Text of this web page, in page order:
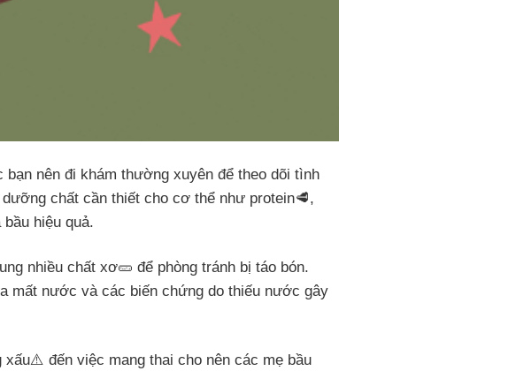
nên đi khám thường xuyên để theo dõi tình
chất cần thiết cho cơ thể như protein🥩,
hiệu quả.
nhiều chất xơ🥒 để phòng tránh bị táo bón.
mất nước và các biến chứng do thiếu nước gây
đến việc mang thai cho nên các mẹ bầu